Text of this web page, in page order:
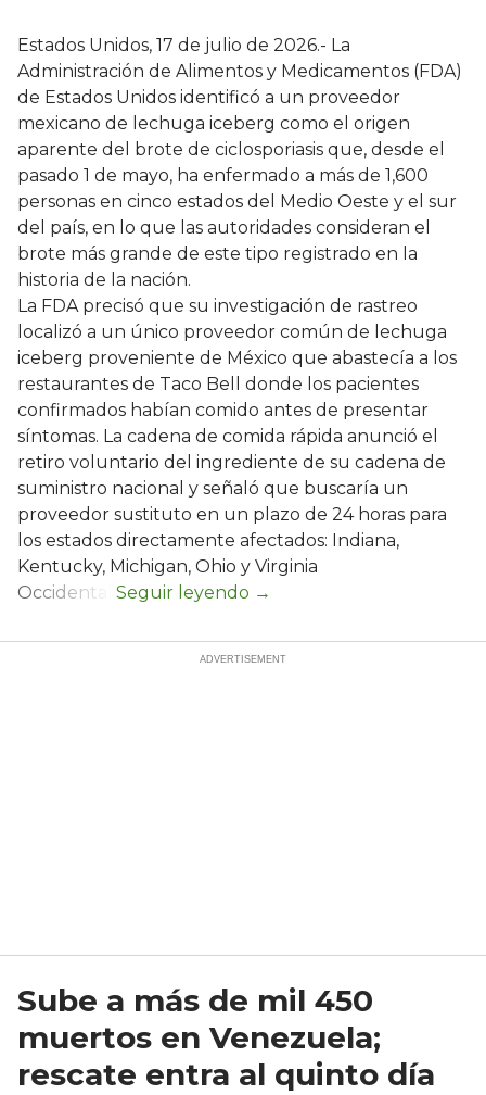
Estados Unidos, 17 de julio de 2026.- La
Administración de Alimentos y Medicamentos (FDA)
de Estados Unidos identificó a un proveedor
mexicano de lechuga iceberg como el origen
aparente del brote de ciclosporiasis que, desde el
pasado 1 de mayo, ha enfermado a más de 1,600
personas en cinco estados del Medio Oeste y el sur
del país, en lo que las autoridades consideran el
brote más grande de este tipo registrado en la
historia de la nación.
La FDA precisó que su investigación de rastreo
localizó a un único proveedor común de lechuga
iceberg proveniente de México que abastecía a los
restaurantes de Taco Bell donde los pacientes
confirmados habían comido antes de presentar
síntomas. La cadena de comida rápida anunció el
retiro voluntario del ingrediente de su cadena de
suministro nacional y señaló que buscaría un
proveedor sustituto en un plazo de 24 horas para
los estados directamente afectados: Indiana,
Kentucky, Michigan, Ohio y Virginia
Occidental.
Sube a más de mil 450
muertos en Venezuela;
rescate entra al quinto día